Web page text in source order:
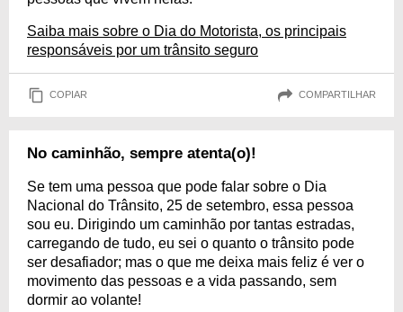
Saiba mais sobre o Dia do Motorista, os principais
responsáveis por um trânsito seguro
COPIAR COMPARTILHAR
No caminhão, sempre atenta(o)!
Se tem uma pessoa que pode falar sobre o Dia
Nacional do Trânsito, 25 de setembro, essa pessoa
sou eu. Dirigindo um caminhão por tantas estradas,
carregando de tudo, eu sei o quanto o trânsito pode
ser desafiador; mas o que me deixa mais feliz é ver o
movimento das pessoas e a vida passando, sem
dormir ao volante!